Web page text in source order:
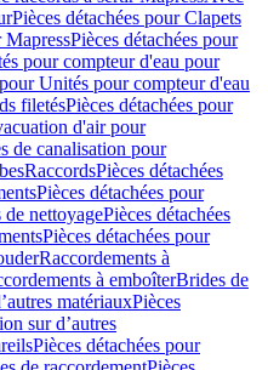
Pièces détachées pour Clapets
MapressPièces détachées pour
pour compteur d'eau pour
Unités pour compteur d'eau
filetésPièces détachées pour
d'air pour
de canalisation pour
RaccordsPièces détachées
Pièces détachées pour
de nettoyagePièces détachées
Pièces détachées pour
Raccordements à
à emboîterBrides de
matériauxPièces
sur d’autres
Pièces détachées pour